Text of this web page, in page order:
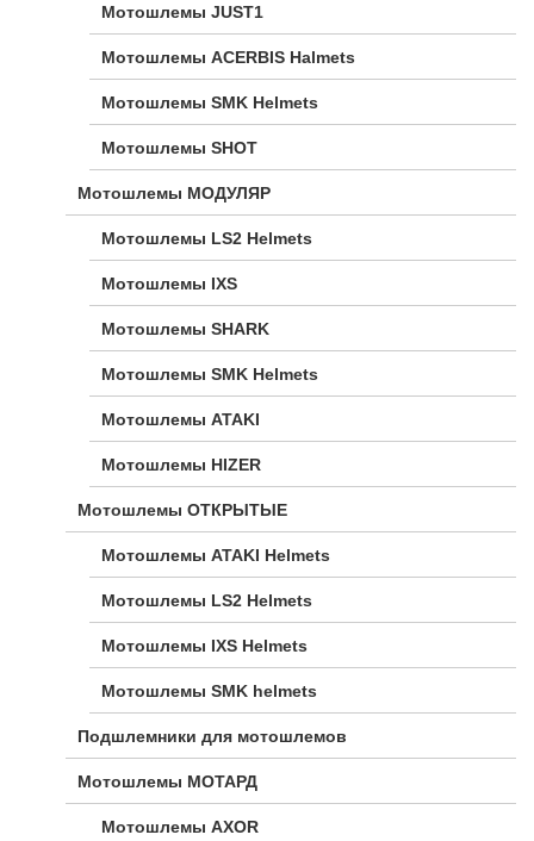
Мотошлемы JUST1
Мотошлемы ACERBIS Halmets
Мотошлемы SMK Helmets
Мотошлемы SHOT
Мотошлемы МОДУЛЯР
Мотошлемы LS2 Helmets
Мотошлемы IXS
Мотошлемы SHARK
Мотошлемы SMK Helmets
Мотошлемы ATAKI
Мотошлемы HIZER
Мотошлемы ОТКРЫТЫЕ
Мотошлемы ATAKI Helmets
Мотошлемы LS2 Helmets
Мотошлемы IXS Helmets
Мотошлемы SMK helmets
Подшлемники для мотошлемов
Мотошлемы МОТАРД
Мотошлемы AXOR